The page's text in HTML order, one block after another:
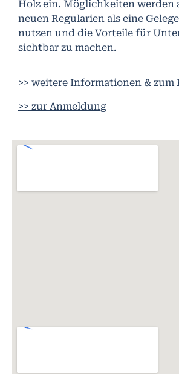
Holz ein. Möglichkeiten werden
neuen Regularien als eine
nutzen und die Vorteile für
sichtbar zu machen.
>> weitere Informationen & zum
>> zur Anmeldung